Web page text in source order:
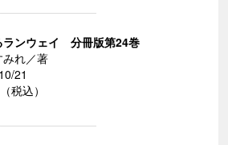
ランウェイ 分冊版第24巻
れ／著
21
税込）